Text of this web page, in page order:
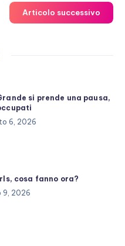
Articolo successivo
si prende una pausa,
6, 2026
cosa fanno ora?
9, 2026